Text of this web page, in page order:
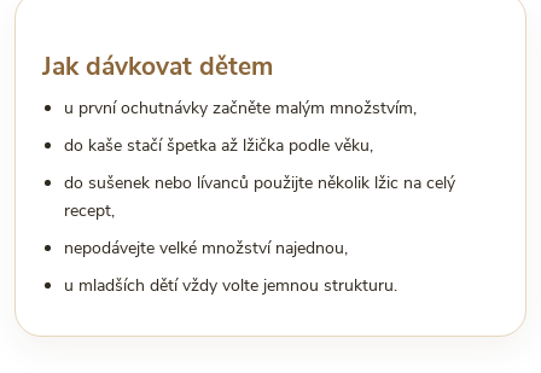
Jak dávkovat dětem
u první ochutnávky začněte malým množstvím,
do kaše stačí špetka až lžička podle věku,
do sušenek nebo lívanců použijte několik lžic na celý
recept,
nepodávejte velké množství najednou,
u mladších dětí vždy volte jemnou strukturu.